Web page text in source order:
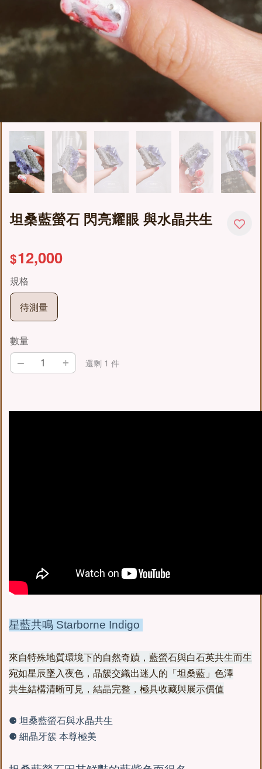
坦桑藍螢石 閃亮耀眼 與水晶共生
$12,000
規格
待測量
數量
– + 還剩 1 件
星藍共鳴 Starborne Indigo
來自特殊地質環境下的自然奇蹟，藍螢石與白石英共生而生
宛如星辰墜入夜色，晶簇交織出迷人的「坦桑藍」色澤
共生結構清晰可見，結晶完整，極具收藏與展示價值
⚈ 坦桑藍螢石與水晶共生
⚈ 細晶牙簇 本尊極美